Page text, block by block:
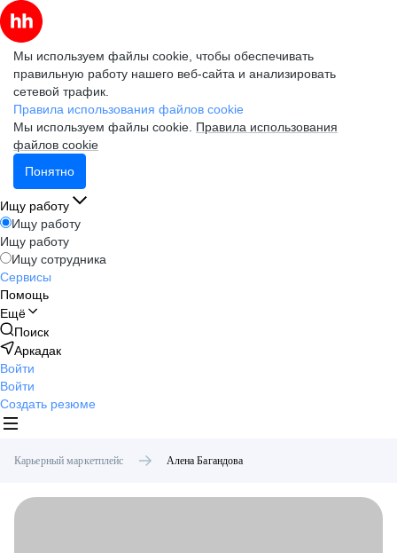
Мы используем файлы cookie, чтобы обеспечивать
правильную работу нашего веб-сайта и анализировать
сетевой трафик.
Правила использования файлов cookie
Мы используем файлы cookie. Правила использования
файлов cookie
Понятно
Ищу работу
Ищу работу
Ищу работу
Ищу сотрудника
Сервисы
Помощь
Ещё
Поиск
Аркадак
Войти
Войти
Создать резюме
Карьерный маркетплейс Алена Багандова